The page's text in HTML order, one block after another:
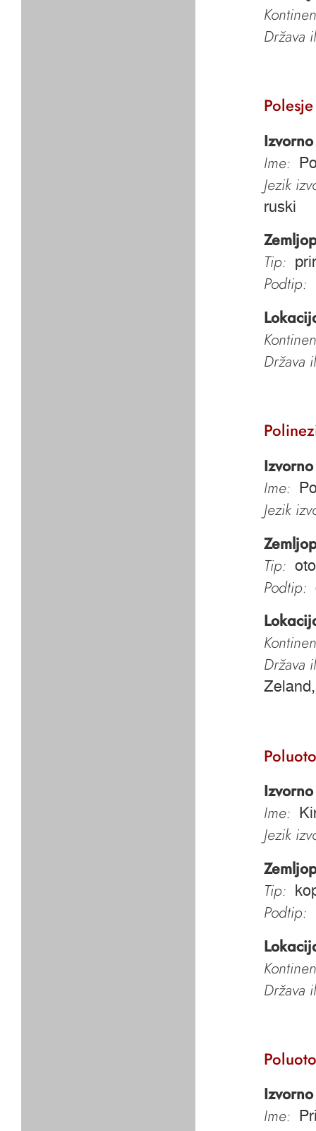
Država
Polesje
Ime:
Jezik
ruski
Tip:
Podtip:
Država
Ime:
Jezik
Tip:
Podtip:
Država
Ime:
Jezik
Tip:
Podtip:
Država
Ime: